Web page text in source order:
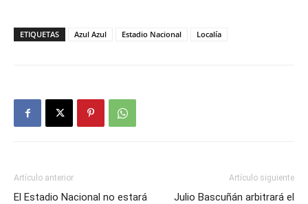
ETIQUETAS Azul Azul Estadio Nacional Localía
Artículo anterior
El Estadio Nacional no estará
Artículo siguiente
Julio Bascuñán arbitrará el